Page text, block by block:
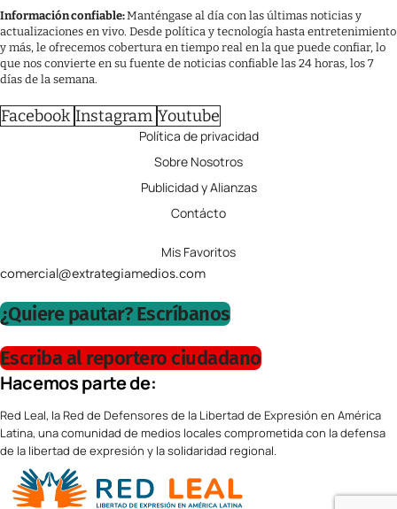
Información confiable:Manténgase al día con las últimas noticias y
actualizaciones en vivo. Desde política y tecnología hasta entretenimiento
y más, le ofrecemos cobertura en tiempo real en la que puede confiar, lo
que nos convierte en su fuente de noticias confiable las 24 horas, los 7
días de la semana.
Facebook Instagram Youtube
Política de privacidad
Sobre Nosotros
Publicidad y Alianzas
Contácto
Mis Favoritos
comercial@extrategiamedios.com
¿Quiere pautar? Escríbanos
Escriba al reportero ciudadano
Hacemos parte de:
Red Leal, la Red de Defensores de la Libertad de Expresión en América
Latina, una comunidad de medios locales comprometida con la defensa
de la libertad de expresión y la solidaridad regional.